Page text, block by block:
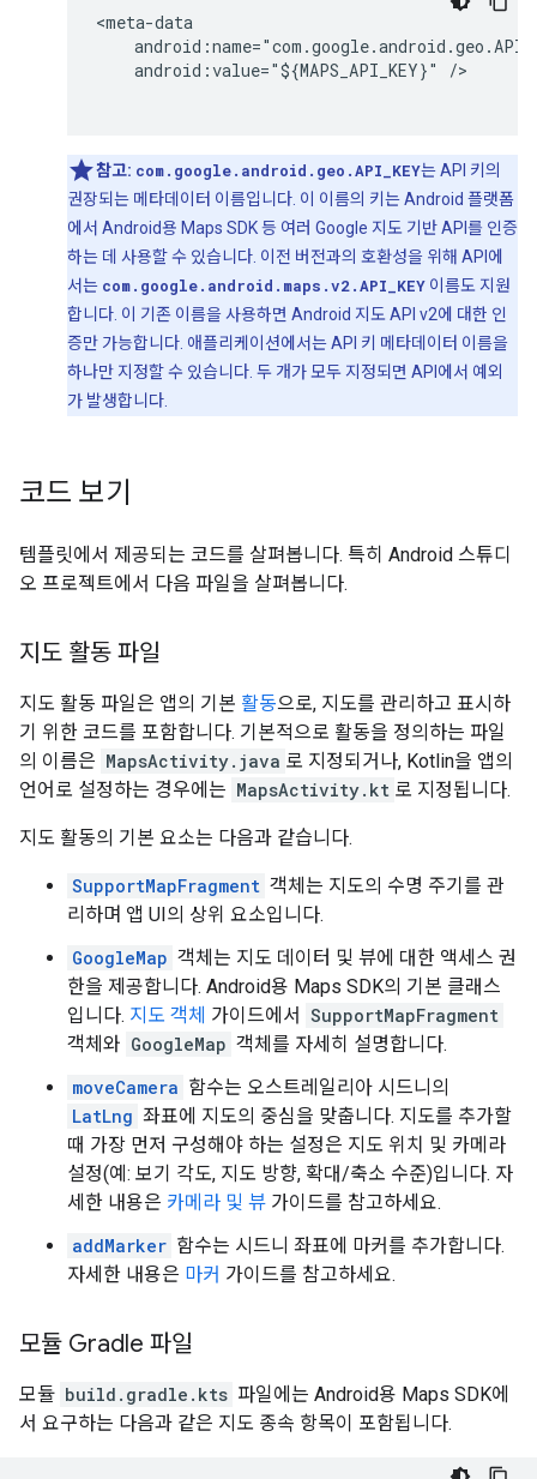
<meta-data
    android:value="${MAPS_API_KEY}" />
참고: com.google.android.geo.API_KEY는 API 키의
권장되는 메타데이터 이름입니다. 이 이름의 키는 Android 플랫폼
에서 Android용 Maps SDK 등 여러 Google 지도 기반 API를 인증
하는 데 사용할 수 있습니다. 이전 버전과의 호환성을 위해 API에
서는 com.google.android.maps.v2.API_KEY 이름도 지원
합니다. 이 기존 이름을 사용하면 Android 지도 API v2에 대한 인
증만 가능합니다. 애플리케이션에서는 API 키 메타데이터 이름을
하나만 지정할 수 있습니다. 두 개가 모두 지정되면 API에서 예외
가 발생합니다.
코드 보기
템플릿에서 제공되는 코드를 살펴봅니다. 특히 Android 스튜디
오 프로젝트에서 다음 파일을 살펴봅니다.
지도 활동 파일
지도 활동 파일은 앱의 기본 활동으로, 지도를 관리하고 표시하
기 위한 코드를 포함합니다. 기본적으로 활동을 정의하는 파일
의 이름은 MapsActivity.java 로 지정되거나, Kotlin을 앱의
언어로 설정하는 경우에는 MapsActivity.kt 로 지정됩니다.
지도 활동의 기본 요소는 다음과 같습니다.
SupportMapFragment 객체는 지도의 수명 주기를 관
리하며 앱 UI의 상위 요소입니다.
GoogleMap 객체는 지도 데이터 및 뷰에 대한 액세스 권
한을 제공합니다. Android용 Maps SDK의 기본 클래스
입니다. 지도 객체 가이드에서 SupportMapFragment
객체와 GoogleMap 객체를 자세히 설명합니다.
moveCamera 함수는 오스트레일리아 시드니의
LatLng 좌표에 지도의 중심을 맞춥니다. 지도를 추가할
때 가장 먼저 구성해야 하는 설정은 지도 위치 및 카메라
설정(예: 보기 각도, 지도 방향, 확대/축소 수준)입니다. 자
세한 내용은 카메라 및 뷰 가이드를 참고하세요.
addMarker 함수는 시드니 좌표에 마커를 추가합니다.
자세한 내용은 마커 가이드를 참고하세요.
모듈 Gradle 파일
모듈 build.gradle.kts 파일에는 Android용 Maps SDK에
서 요구하는 다음과 같은 지도 종속 항목이 포함됩니다.